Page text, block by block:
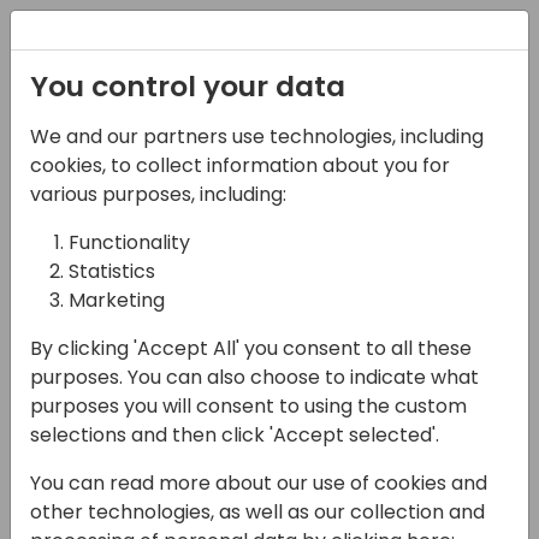
22-05-2025
TDD in pilota
automatico: lascia che
Copilot prenda il
volante
16:45 - 17:30
Sala Envisioning (piano 1)
Back to event schedule
You control your data
We and our partners use technologies, including
cookies, to collect information about you for
various purposes, including:
Functionality
Statistics
Marketing
By clicking 'Accept All' you consent to all these
purposes. You can also choose to indicate what
purposes you will consent to using the custom
selections and then click 'Accept selected'.
You can read more about our use of cookies and
other technologies, as well as our collection and